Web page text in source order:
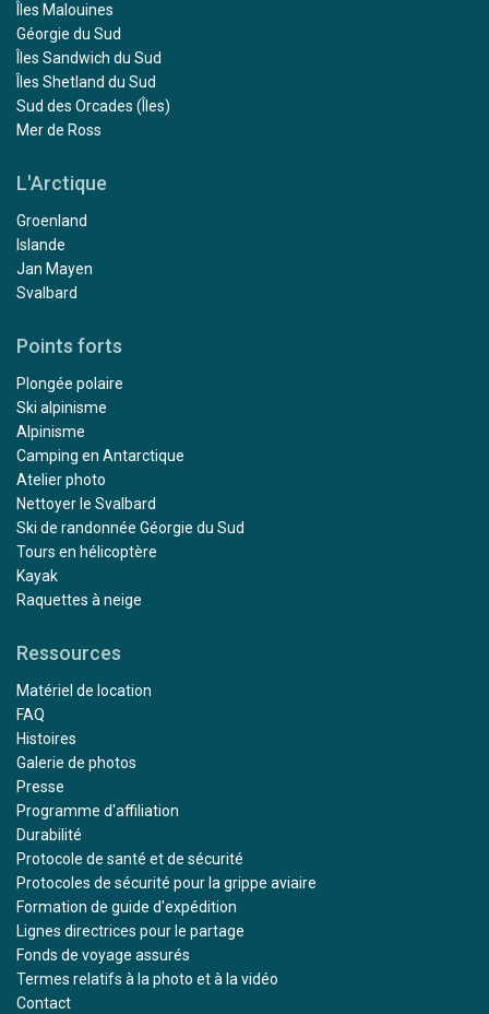
Îles Malouines
Géorgie du Sud
Îles Sandwich du Sud
Îles Shetland du Sud
Sud des Orcades (Îles)
Mer de Ross
L'Arctique
Groenland
Islande
Jan Mayen
Svalbard
Points forts
Plongée polaire
Ski alpinisme
Alpinisme
Camping en Antarctique
Atelier photo
Nettoyer le Svalbard
Ski de randonnée Géorgie du Sud
Tours en hélicoptère
Kayak
Raquettes à neige
Ressources
Matériel de location
FAQ
Histoires
Galerie de photos
Presse
Programme d'affiliation
Durabilité
Protocole de santé et de sécurité
Protocoles de sécurité pour la grippe aviaire
Formation de guide d'expédition
Lignes directrices pour le partage
Fonds de voyage assurés
Termes relatifs à la photo et à la vidéo
Contact